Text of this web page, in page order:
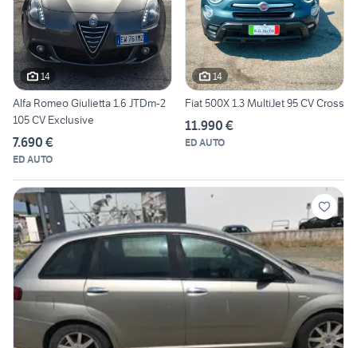
14
Alfa Romeo Giulietta 1.6 JTDm-2
105 CV Exclusive
7.690 €
ED AUTO
14
Fiat 500X 1.3 MultiJet 95 CV Cross
11.990 €
ED AUTO